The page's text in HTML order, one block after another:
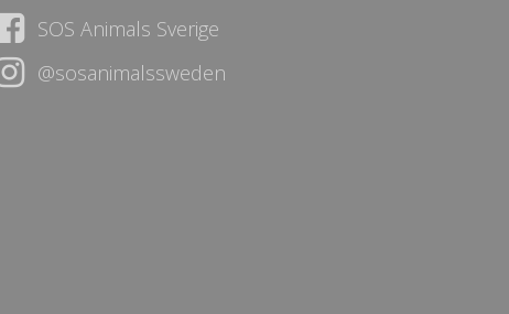
SOS Animals Sverige
@sosanimalssweden